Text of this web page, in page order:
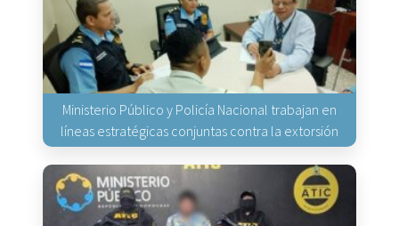
Ministerio Público y Policía Nacional trabajan en
líneas estratégicas conjuntas contra la extorsión